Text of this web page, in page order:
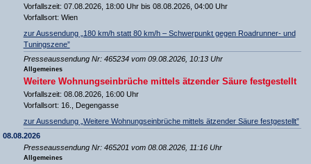
Vorfallszeit: 07.08.2026, 18:00 Uhr bis 08.08.2026, 04:00 Uhr
Vorfallsort: Wien
zur Aussendung „180 km/h statt 80 km/h – Schwerpunkt gegen Roadrunner- und
Tuningszene”
Presseaussendung Nr: 465234 vom 09.08.2026, 10:13 Uhr
Allgemeines
Weitere Wohnungseinbrüche mittels ätzender Säure festgestellt
Vorfallszeit: 08.08.2026, 16:00 Uhr
Vorfallsort: 16., Degengasse
zur Aussendung „Weitere Wohnungseinbrüche mittels ätzender Säure festgestellt”
08.08.2026
Presseaussendung Nr: 465201 vom 08.08.2026, 11:16 Uhr
Allgemeines